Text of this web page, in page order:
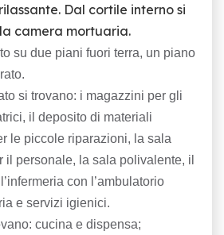
Dal cortile interno si
camera mortuaria.
su due piani fuori terra, un piano
si trovano: i magazzini per gli
il deposito di materiali
le piccole riparazioni, la sala
il personale, la sala polivalente, il
con l’ambulatorio
e servizi igienici.
cucina e dispensa;